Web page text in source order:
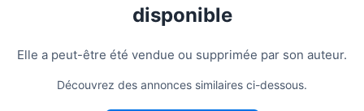
disponible
Elle a peut-être été vendue ou supprimée par son auteur.
Découvrez des annonces similaires ci-dessous.